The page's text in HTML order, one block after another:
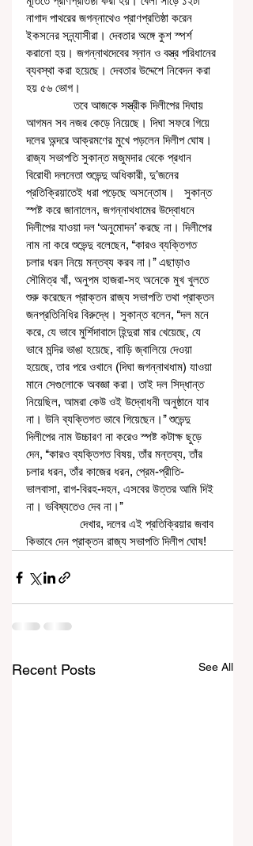
নাগাদ পাথরের জগন্নাথেও প্রাণপ্রতিষ্ঠা করেন
ইকসনের সন্ন্যাসীরা। দেবতার অঙ্গে কুশ স্পর্শ
করানো হয়। জগন্নাথদেবের স্নান ও বস্ত্র পরিধানের
ব্যবস্থা করা হয়েছে। দেবতার উদ্দেশে নিবেদন করা
হয় ৫৬ ভোগ।
               তবে আজকে সস্ত্রীক দিলীপের দিঘায়
আগমন সব নজর কেড়ে নিয়েছে। দিঘা সফরে গিয়ে
দলের অন্দরে আক্রমণের মুখে পড়লেন দিলীপ ঘোষ।
রাজ্য সভাপতি সুকান্ত মজুমদার থেকে প্রধান
বিরোধী দলনেতা শুভেন্দু অধিকারী, দু’জনের
প্রতিক্রিয়াতেই ধরা পড়েছে অসন্তোষ।   সুকান্ত
স্পষ্ট করে জানালেন, জগন্নাথধামের উদ্বোধনে
দিলীপের যাওয়া দল ‘অনুমোদন’ করছে না। দিলীপের
নাম না করে শুভেন্দু বলেছেন, ‘‘কারও ব্যক্তিগত
চলার ধরন নিয়ে মন্তব্য করব না।’’ এছাড়াও
সৌমিত্র খাঁ, অনুপম হাজরা-সহ অনেকে মুখ খুলতে
শুরু করেছেন প্রাক্তন রাজ্য সভাপতি তথা প্রাক্তন
জনপ্রতিনিধির বিরুদ্ধে। সুকান্ত বলেন, ‘‘দল মনে
করে, যে ভাবে মুর্শিদাবাদে হিন্দুরা মার খেয়েছে, যে
ভাবে মন্দির ভাঙা হয়েছে, বাড়ি জ্বালিয়ে দেওয়া
হয়েছে, তার পরে ওখানে (দিঘা জগন্নাথধাম) যাওয়া
মানে সেগুলোকে অবজ্ঞা করা। তাই দল সিদ্ধান্ত
নিয়েছিল, আমরা কেউ ওই উদ্বোধনী অনুষ্ঠানে যাব
না। উনি ব্যক্তিগত ভাবে গিয়েছেন।’’ শুভেন্দু
দিলীপের নাম উচ্চারণ না করেও স্পষ্ট কটাক্ষ ছুড়ে
দেন, ‘‘কারও ব্যক্তিগত বিষয়, তাঁর মন্তব্য, তাঁর
চলার ধরন, তাঁর কাজের ধরন, প্রেম-প্রীতি-
ভালবাসা, রাগ-বিরহ-দহন, এসবের উত্তর আমি দিই
না। ভবিষ্যতেও দেব না।’’
কিভাবে দেন প্রাক্তন রাজ্য সভাপতি দিলীপ ঘোষ!
Recent Posts See All